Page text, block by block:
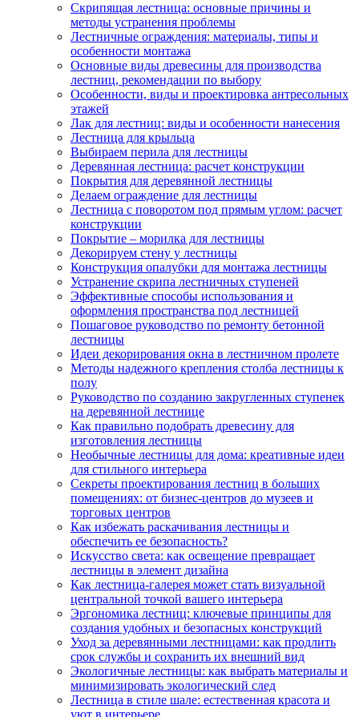
Скрипящая лестница: основные причины и
методы устранения проблемы
Лестничные ограждения: материалы, типы и
особенности монтажа
Основные виды древесины для производства
лестниц, рекомендации по выбору
Особенности, виды и проектировка антресольных
этажей
Лак для лестниц: виды и особенности нанесения
Лестница для крыльца
Выбираем перила для лестницы
Деревянная лестница: расчет конструкции
Покрытия для деревянной лестницы
Делаем ограждение для лестницы
Лестница с поворотом под прямым углом: расчет
конструкции
Покрытие – морилка для лестницы
Декорируем стену у лестницы
Конструкция опалубки для монтажа лестницы
Устранение скрипа лестничных ступеней
Эффективные способы использования и
оформления пространства под лестницей
Пошаговое руководство по ремонту бетонной
лестницы
Идеи декорирования окна в лестничном пролете
Методы надежного крепления столба лестницы к
полу
Руководство по созданию закругленных ступенек
на деревянной лестнице
Как правильно подобрать древесину для
изготовления лестницы
Необычные лестницы для дома: креативные идеи
для стильного интерьера
Секреты проектирования лестниц в больших
помещениях: от бизнес-центров до музеев и
торговых центров
Как избежать раскачивания лестницы и
обеспечить ее безопасность?
Искусство света: как освещение превращает
лестницы в элемент дизайна
Как лестница-галерея может стать визуальной
центральной точкой вашего интерьера
Эргономика лестниц: ключевые принципы для
создания удобных и безопасных конструкций
Уход за деревянными лестницами: как продлить
срок службы и сохранить их внешний вид
Экологичные лестницы: как выбрать материалы и
минимизировать экологический след
Лестница в стиле шале: естественная красота и
уют в интерьере